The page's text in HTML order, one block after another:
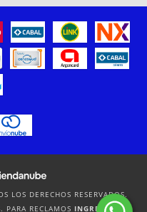
LOS DERECHOS RESERVADOS.
PARA RECLAMOS INGRESÁ ACÁ.